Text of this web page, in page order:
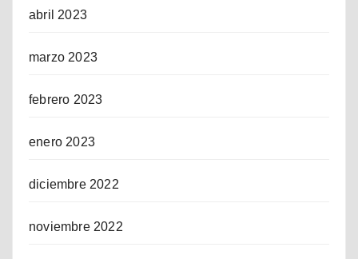
abril 2023
marzo 2023
febrero 2023
enero 2023
diciembre 2022
noviembre 2022